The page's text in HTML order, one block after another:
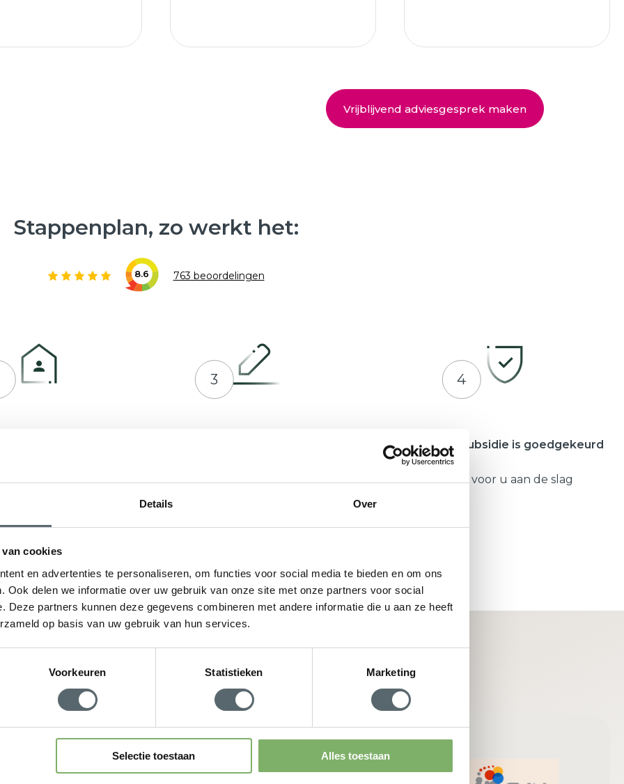
Details Over
cookies
en advertenties te personaliseren, om functies voor social media te bieden en om ons
Ook delen we informatie over uw gebruik van onze site met onze partners voor social
Deze partners kunnen deze gegevens combineren met andere informatie die u aan ze heeft
op basis van uw gebruik van hun services.
Voorkeuren Statistieken Marketing
Selectie toestaan Alles toestaan
Vrijblijvend adviesgesprek maken
Stappenplan, zo werkt het:
8.6 763 beoordelingen
offerte op maat
3 4
Zodra uw subsidie is goedgekeurd
Gaat Hepro voor u aan de slag
richt zich